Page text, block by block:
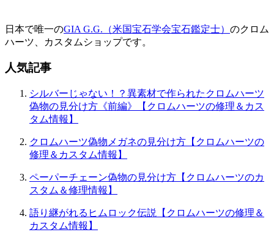
日本で唯一のGIA G.G.（米国宝石学会宝石鑑定士） のクロム
ハーツ、カスタムショップです。
人気記事
シルバーじゃない！？異素材で作られたクロムハーツ
偽物の見分け方《前編》【クロムハーツの修理＆カス
タム情報】
クロムハーツ偽物メガネの見分け方【クロムハーツの
修理＆カスタム情報】
ペーパーチェーン偽物の見分け方【クロムハーツのカ
スタム＆修理情報】
語り継がれるヒムロック伝説【クロムハーツの修理＆
カスタム情報】